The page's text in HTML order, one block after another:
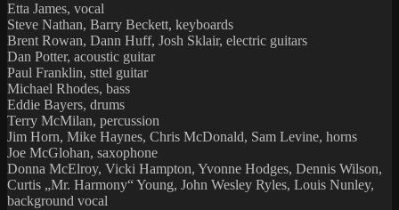
Etta James, vocal
Steve Nathan, Barry Beckett, keyboards
Brent Rowan, Dann Huff, Josh Sklair, electric guitars
Dan Potter, acoustic guitar
Paul Franklin, sttel guitar
Michael Rhodes, bass
Eddie Bayers, drums
Terry McMilan, percussion
Jim Horn, Mike Haynes, Chris McDonald, Sam Levine, horns
Joe McGlohan, saxophone
Donna McElroy, Vicki Hampton, Yvonne Hodges, Dennis Wilson,
Curtis „Mr. Harmony“ Young, John Wesley Ryles, Louis Nunley,
background vocal